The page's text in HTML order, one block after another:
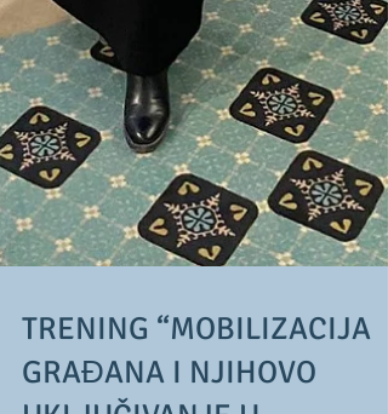
TRENING “MOBILIZACIJA